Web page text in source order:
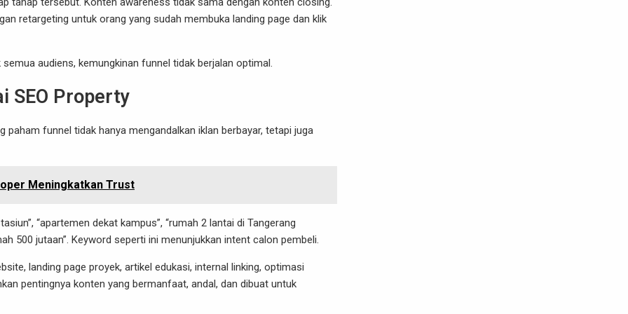
retargeting untuk orang yang sudah membuka landing page dan klik
audiens, kemungkinan funnel tidak berjalan optimal.
SEO Property
paham funnel tidak hanya mengandalkan iklan berbayar, tetapi juga
Meningkatkan Trust
“apartemen dekat kampus”, “rumah 2 lantai di Tangerang
500 jutaan”. Keyword seperti ini menunjukkan intent calon pembeli.
landing page proyek, artikel edukasi, internal linking, optimasi
pentingnya konten yang bermanfaat, andal, dan dibuat untuk